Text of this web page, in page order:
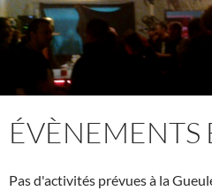
ÉVÈNEMENTS
Pas d'activités prévues à la